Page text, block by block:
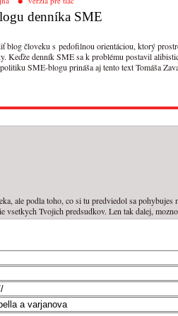
denníka SME
blog človeku s pedofilnou orientáciou, ktorý
Keďže denník SME sa k problému postavil
SME-blogu prináša aj tento text Tomáša
ale podla toho, co si tu predviedol sa
vsetkych Tvojich predsudkov. Len tak dalej,